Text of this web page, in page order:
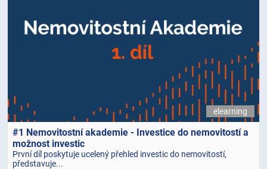
elearning
#1 Nemovitostní akademie - Investice do nemovitostí a
možnost investic
První díl poskytuje ucelený přehled investic do nemovitostí,
představuje...